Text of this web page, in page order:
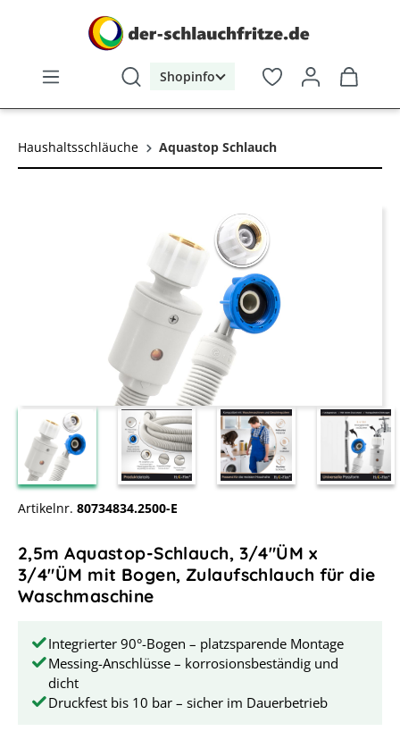
Shopinfo
Haushaltsschläuche Aquastop Schlauch
Artikelnr. 80734834.2500-E
2,5m Aquastop-Schlauch, 3/4"ÜM x
3/4"ÜM mit Bogen, Zulaufschlauch für die
Waschmaschine
Integrierter 90°-Bogen – platzsparende Montage
Messing-Anschlüsse – korrosionsbeständig und
dicht
Druckfest bis 10 bar – sicher im Dauerbetrieb